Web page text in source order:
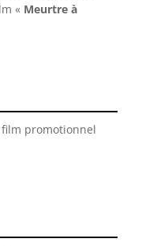
« Meurtre à
film promotionnel